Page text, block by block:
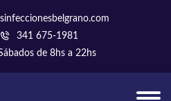
341 675-1981
de 8hs a 22hs